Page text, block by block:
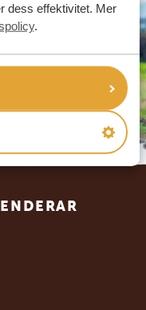
dess effektivitet. Mer
.